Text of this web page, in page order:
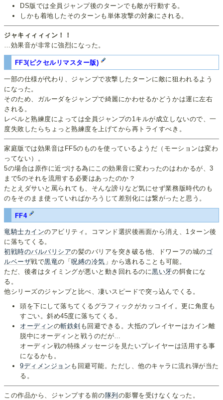
DS版では全員ジャンプ後のターンでも敵が行動する。
しかも着地したそのターンも単体攻撃の対象にされる。
ジャキィィィィン！！
…効果音が非常に強烈になった。
FF3(ピクセルリマスター版)
一部の仕様が代わり、ジャンプで攻撃したターンに敵に狙われるよう
になった。
そのため、ガルーダをジャンプで綺麗にかわせるかどうかは運に左右
される。
レベルと熟練度によっては全員ジャンプの1キルが成立しないので、一
度失敗したらちょっと熟練度を上げてから再トライすべき。
家庭版では効果音はFF5のものを使っているようだ（モーションは変わ
ってない）。
5の場合は原作に近づける為にこの効果音に変わったのはわかるが、3
まで5のそれを流用する必要はあったのか？
たとえダサいと罵られても、そんな謗りなど気にせず業務版時代のも
のをそのまま使っていればかろうじて差別化には繋がったと思う。
FF4
竜騎士カインのアビリティ。コマンド選択後画面から消え、1ターン後
に落ちてくる。
初戦時のバルバリシアの髪のバリアを突き破る他、ドワーフの城のゴ
ルベーザ戦で黒竜の「呪縛の冷気 」から逃れることも可能。
ただ、後者はタイミングが悪いと動き回れるのに黒い牙の餌食にな
る。
他シリーズのジャンプと比べ、凄いスピードで突っ込んでくる。
頭を下にして落ちてくるグラフィックがカッコイイ。更に角度も
すごい。斜め45度に落ちてくる。
オーディンの斬鉄剣 も回避できる。大抵のプレイヤーはカイン離
脱中にオーディンと戦うのだが…
オーディン戦の特殊メッセージを見たいプレイヤーは活用する事
になるかも。
9ディメンジョン も回避可能。ただし、他のキャラに流れ弾が当た
る。
この作品から、ジャンプする前の隊列 の影響を受けなくなった。